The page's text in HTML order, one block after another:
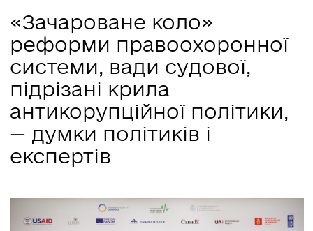
«Зачароване коло»
реформи
системи, вади судової,
підрізані крила
антикорупційної
— думки політиків і